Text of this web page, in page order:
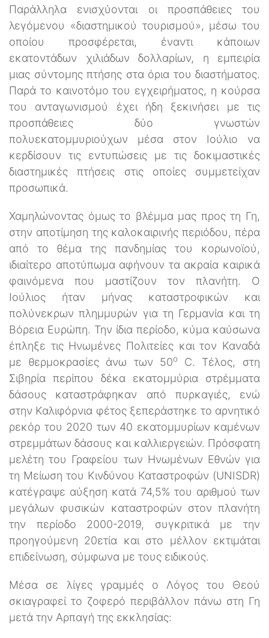
Παράλληλα ενισχύονται οι προσπάθειες του
λεγόμενου «διαστημικού τουρισμού», μέσω του
οποίου προσφέρεται, έναντι κάποιων
εκατοντάδων χιλιάδων δολλαρίων, η εμπειρία
μιας σύντομης πτήσης στα όρια του διαστήματος.
Παρά το καινοτόμο του εγχειρήματος, η κούρσα
του ανταγωνισμού έχει ήδη ξεκινήσει με τις
προσπάθειες δύο γνωστών
πολυεκατομμυριούχων μέσα στον Ιούλιο να
κερδίσουν τις εντυπώσεις με τις δοκιμαστικές
διαστημικές πτήσεις στις οποίες συμμετείχαν
προσωπικά.
Χαμηλώνοντας όμως το βλέμμα μας προς τη Γη,
στην αποτίμηση της καλοκαιρινής περιόδου, πέρα
από το θέμα της πανδημίας του κορωνοϊού,
ιδιαίτερο αποτύπωμα αφήνουν τα ακραία καιρικά
φαινόμενα που μαστίζουν τον πλανήτη. Ο
Ιούλιος ήταν μήνας καταστροφικών και
πολύνεκρων πλημμυρών για τη Γερμανία και τη
Βόρεια Ευρώπη. Την ίδια περίοδο, κύμα καύσωνα
έπληξε τις Ηνωμένες Πολιτείες και τον Καναδά
με θερμοκρασίες άνω των 50ο C. Τέλος, στη
Σιβηρία περίπου δέκα εκατομμύρια στρέμματα
δάσους καταστράφηκαν από πυρκαγιές, ενώ
στην Καλιφόρνια φέτος ξεπεράστηκε το αρνητικό
ρεκόρ του 2020 των 40 εκατομμυρίων καμένων
στρεμμάτων δάσους και καλλιεργειών. Πρόσφατη
μελέτη του Γραφείου των Ηνωμένων Εθνών για
τη Μείωση του Κινδύνου Καταστροφών (UNISDR)
κατέγραψε αύξηση κατά 74,5% του αριθμού των
μεγάλων φυσικών καταστροφών στον πλανήτη
την περίοδο 2000-2019, συγκριτικά με την
προηγούμενη 20ετία και στο μέλλον εκτιμάται
επιδείνωση, σύμφωνα με τους ειδικούς.
Μέσα σε λίγες γραμμές ο Λόγος του Θεού
σκιαγραφεί το ζοφερό περιβάλλον πάνω στη Γη
μετά την Αρπαγή της εκκλησίας: